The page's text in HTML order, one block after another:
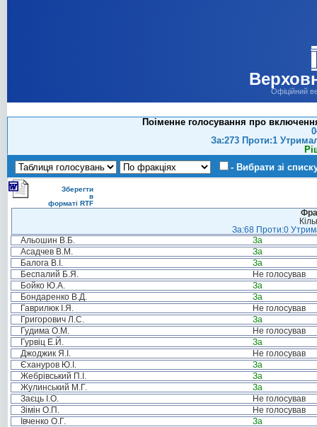
Офіційний
Поіменне голосування про
За:273 Проти:1
- Вибрати зі
Зберегти
в
форматі RTF
За:68 Проти:0
Альошин В.Б.
За
Асадчев В.М.
За
Балога В.І.
За
Беспалий Б.Я.
Не голосував
Бойко Ю.А.
За
Бондаренко В.Д.
За
Гаврилюк І.Я.
Не голосував
Григорович Л.С.
За
Гудима О.М.
Не голосував
Гурвіц Е.Й.
За
Джоджик Я.І.
Не голосував
Єхануров Ю.І.
За
Жебрівський П.І.
За
Жулинський М.Г.
За
Заєць І.О.
Не голосував
Зімін О.П.
Не голосував
Івченко О.Г.
За